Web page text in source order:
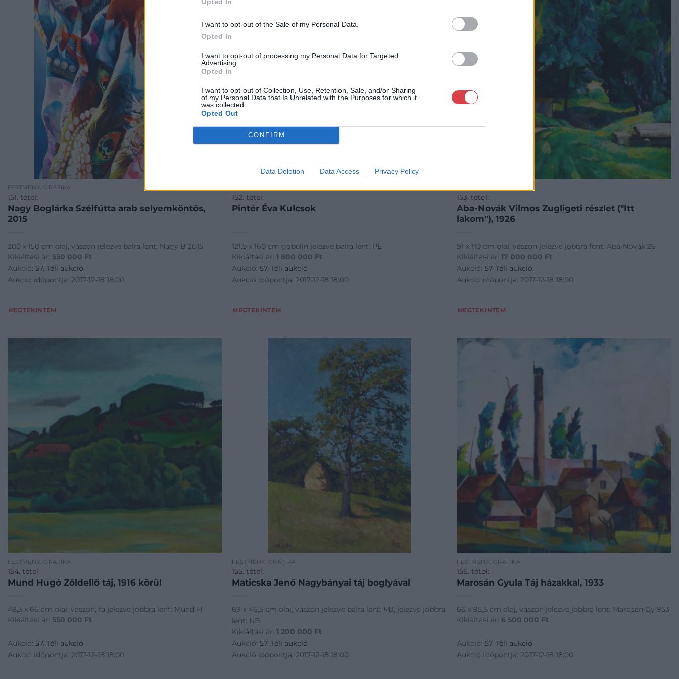
I want to opt-out of the Sale of my Personal Data.
Opted In
I want to opt-out of processing my Personal Data for Targeted
Advertising.
Opted In
I want to opt-out of Collection, Use, Retention, Sale, and/or Sharing
of my Personal Data that Is Unrelated with the Purposes for which it
was collected.
Opted Out
CONFIRM
Data Deletion Data Access Privacy Policy
FESTMÉNY, GRAFIKA
151. tétel:
Nagy Boglárka Szélfútta arab selyemköntös,
2015
200 x 150 cm olaj, vászon jelezve balra lent: Nagy B 2015
Kikiáltási ár: 550 000 Ft
Aukció: 57. Téli aukció
Aukció időpontja: 2017-12-18 18:00
MEGTEKINTEM
152. tétel:
Pintér Éva Kulcsok
121,5 x 160 cm gobelin jelezve balra lent: PÉ
Kikiáltási ár:1 800 000 Ft
Aukció:57. Téli aukció
Aukció időpontja: 2017-12-18 18:00
MEGTEKINTEM
153. tétel:
Aba-Novák Vilmos Zugligeti részlet ("Itt
lakom"), 1926
91 x 110 cm olaj, vászon jelezve jobbra fent: Aba-Novák 26
Kikiáltási ár:17 000 000 Ft
Aukció:57. Téli aukció
Aukció időpontja: 2017-12-18 18:00
MEGTEKINTEM
FESTMÉNY, GRAFIKA
154. tétel:
Mund Hugó Zöldellő táj, 1916 körül
48,5 x 66 cm olaj, vászon, fa jelezve jobbra lent: Mund H
Kikiáltási ár: 550 000 Ft
Aukció: 57. Téli aukció
Aukció időpontja: 2017-12-18 18:00
FESTMÉNY, GRAFIKA
155. tétel:
Maticska Jenő Nagybányai táj boglyával
69 x 46,5 cm olaj, vászon jelezve balra lent: MJ, jelezve jobbra
lent: NB
Kikiáltási ár:1 200 000 Ft
Aukció:57. Téli aukció
Aukció időpontja: 2017-12-18 18:00
FESTMÉNY, GRAFIKA
156. tétel:
Marosán Gyula Táj házakkal, 1933
66 x 95,5 cm olaj, vászon jelezve jobbra lent: Marosán Gy 933
Kikiáltási ár: 6 500 000 Ft
Aukció:57. Téli aukció
Aukció időpontja: 2017-12-18 18:00